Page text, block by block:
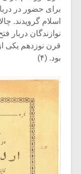
برای حضور در
اسلام گرویدند.
قرن نوزدهم یکی
بود. (۴)